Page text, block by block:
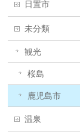
日置市
未分類
観光
桜島
鹿児島市
温泉